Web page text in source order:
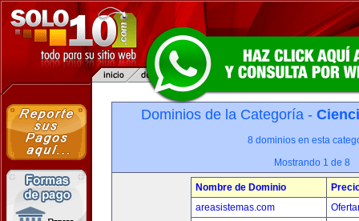
Dominios de la Categoría -
8 dominios en esta
Mostrando 1 de 8
Nombre de Dominio
areasistemas.com